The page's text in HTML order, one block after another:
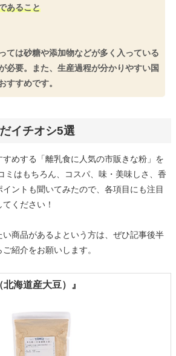
あること
ては砂糖や添加物などが多く入っている
必要。また、生産過程が分かりやすい国
すすめです。
イチオシ5選
めする「離乳食に人気の市販きな粉」を
ミはもちろん、コスパ、味・美味しさ、香
ントも聞いてみたので、各項目にも注目
ください！
商品があるよという方は、ぜひ記事後半
紹介をお願いします。
海道産大豆）』